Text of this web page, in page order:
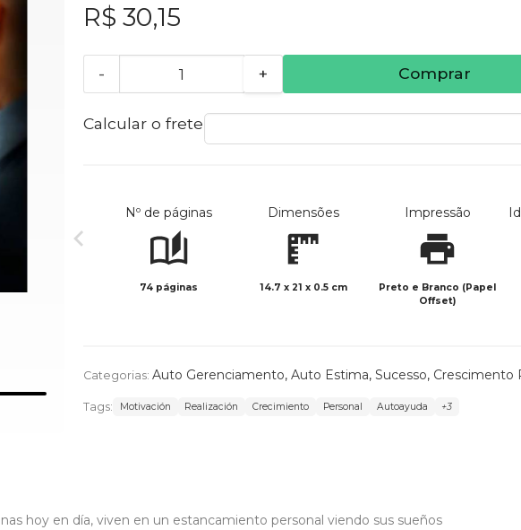
R$ 30,15
- + Comprar
Calcular o frete
Nº de páginas
74 páginas
Dimensões
14.7 x 21 x 0.5 cm
Impressão
Preto e Branco (Papel
Offset)
Categorias: Auto Gerenciamento, Auto Estima, Sucesso, Crescimento
Tags: Motivación Realización Crecimiento Personal Autoayuda +3
hoy en día, viven en un estancamiento personal viendo sus sueños